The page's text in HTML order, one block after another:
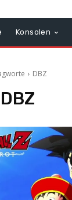
Konsolen
DBZ
DBZ